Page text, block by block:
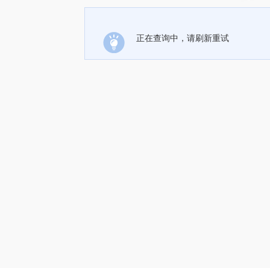
正在查询中，请刷新重试